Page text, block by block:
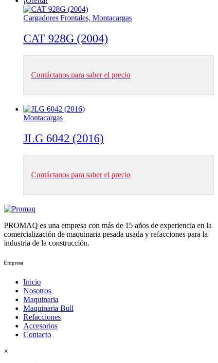
Cargadores Frontales, Montacargas
CAT 928G (2004)
Contáctanos para saber el precio
Montacargas
JLG 6042 (2016)
Contáctanos para saber el precio
PROMAQ es una empresa con más de 15 años de experiencia en la
comercialización de maquinaria pesada usada y refacciones para la
industria de la construcción.
Empresa
Inicio
Nosotros
Maquinaria
Maquinaria Bull
Refacciones
Accesorios
Contacto
×